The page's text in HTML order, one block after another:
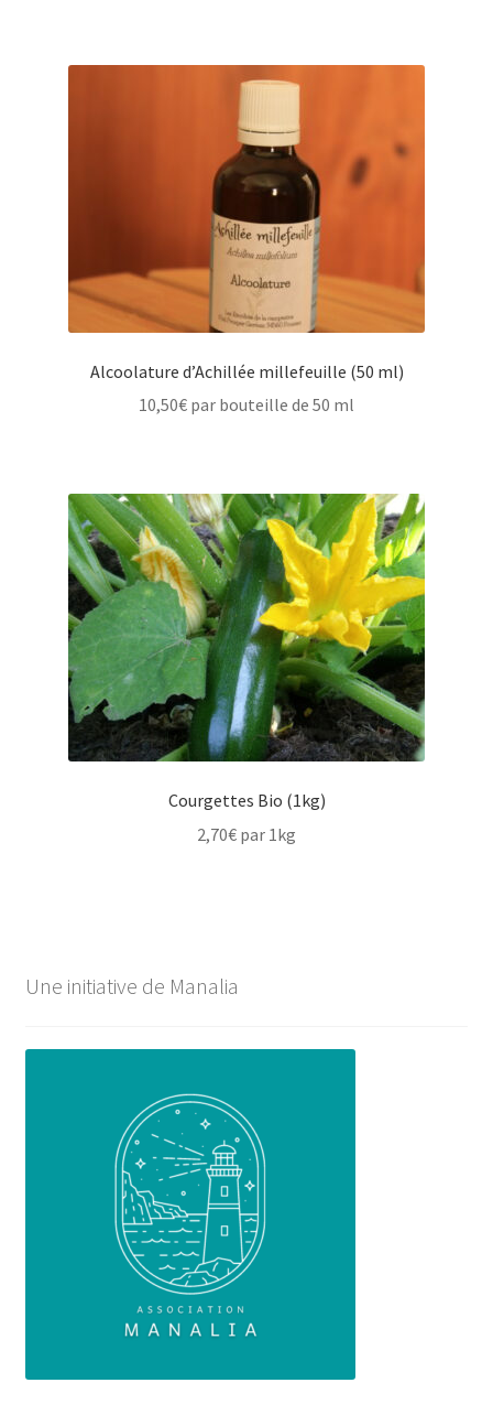
Alcoolature d’Achillée millefeuille (50 ml)
10,50€ par bouteille de 50 ml
Courgettes Bio (1kg)
2,70€ par 1kg
Une initiative de Manalia